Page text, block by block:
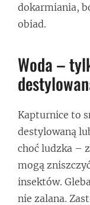
dokarmiania,
obiad.
Woda –
Kapturnice to
destylowaną
choć ludzka –
mogą
insektów.
nie zalana.